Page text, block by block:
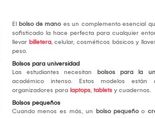
El bolso de mano es un complemento esencial
sofisticado la hace perfecta para cualquier
llevar billetera, celular, cosméticos básicos y
peso.
Bolsos para universidad
Las estudiantes necesitan
bolsos para la
académico intenso. Estos modelos están
organizadores para laptops, tabletsy cuadernos.
Bolsos pequeños
Cuando menos es más, un
bolso pequeñoo